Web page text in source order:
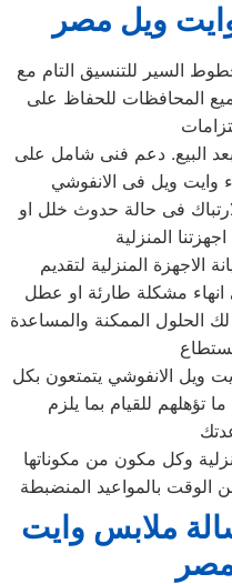
ويل مصر
السير للتنسيق التام مع
المحافظات للحفاظ على
البيع. دعم فنى شامل على
فى حالة حدوث خلل او
الاجهزة المنزلية لتقديم
مشكلة طارئة او عطل
الحلول الممكنة والمساعدة
ويل الانفوشي يتمتعون بكل
تؤهلهم للقيام بما يلزم
وكل مكون من مكوناتها
الوقت بالمواعيد المنضبطة
ملابس وايت